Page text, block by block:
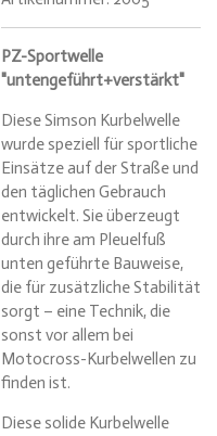
PZ-Sportwelle
"untengeführt+verstärkt"
Diese Simson Kurbelwelle
wurde speziell für sportliche
Einsätze auf der Straße und
den täglichen Gebrauch
entwickelt. Sie überzeugt
durch ihre am Pleuelfuß
unten geführte Bauweise,
die für zusätzliche Stabilität
sorgt – eine Technik, die
sonst vor allem bei
Motocross-Kurbelwellen zu
finden ist.
Diese solide Kurbelwelle